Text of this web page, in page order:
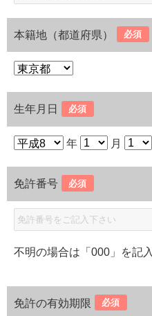
本籍地（都道府県） 必須
生年月日 必須
年 月
免許番号 必須
不明の場合は「000」を記入
免許の有効期限 必須